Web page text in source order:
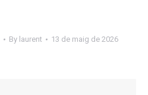
By laurent 13 de maig de 2026